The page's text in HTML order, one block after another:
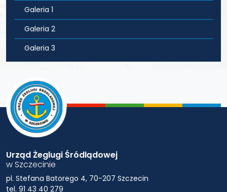
Galeria 1
Galeria 2
Galeria 3
Urząd Żeglugi Śródlądowej
w Szczecinie
pl. Stefana Batorego 4, 70-207 Szczecin
tel. 91 43 40 279